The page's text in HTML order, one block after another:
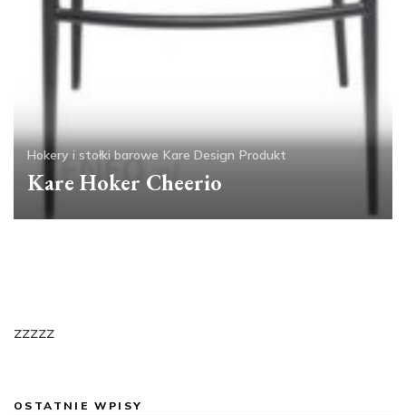
Hokery i stołki barowe Kare Design Produkt
Kare Hoker Cheerio
zzzzz
OSTATNIE WPISY